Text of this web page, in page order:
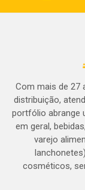
Com mais de 27
distribuição,
portfólio abrange
em geral,
varejo
cosméticos,